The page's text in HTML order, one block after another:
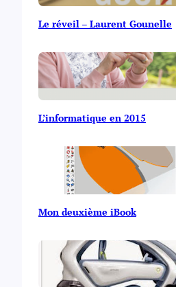
Le réveil – Laurent Gounelle
L’informatique en 2015
Mon deuxième iBook